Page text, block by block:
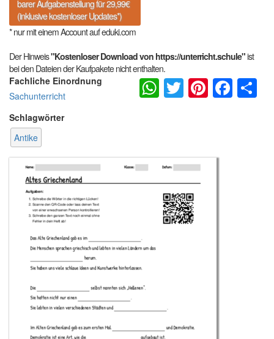
barer Aufgabenstellung für 29,99€
(inklusive kostenloser Updates*)
* nur mit einem Account auf eduki.com
Der Hinweis"Kostenloser Download von https://unterricht.schule"ist
bei den Dateien der Kaufpakete nicht enthalten.
Fachliche Einordnung
Sachunterricht
Schlagwörter
Antike
WhatsApp
Twitter